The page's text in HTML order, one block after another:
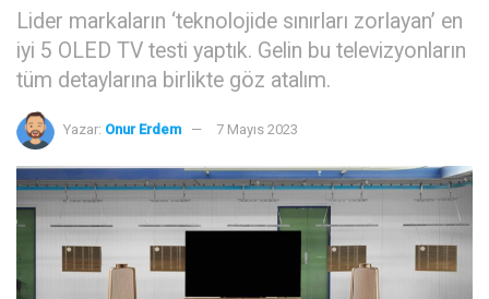
Lider markaların ‘teknolojide sınırları zorlayan’ en
iyi 5 OLED TV testi yaptık. Gelin bu televizyonların
tüm detaylarına birlikte göz atalım.
Yazar: Onur Erdem 7 Mayıs 2023